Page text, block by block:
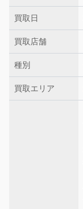
買取日
買取店舗
種別
買取エリア